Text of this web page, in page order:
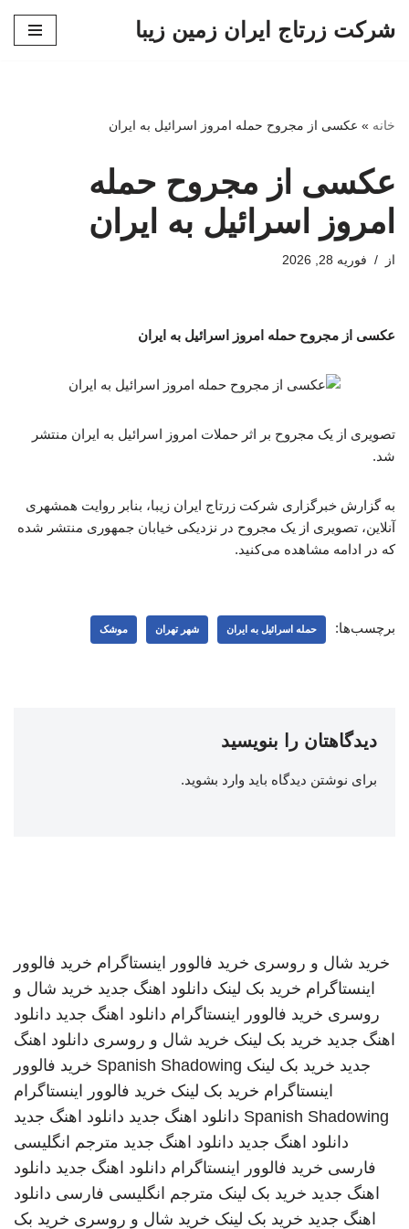
شرکت زرتاج ایران زمین زیبا
خانه » عکسی از مجروح حمله امروز اسرائیل به ایران
عکسی از مجروح حمله
امروز اسرائیل به ایران
از فوریه 28, 2026
عکسی از مجروح حمله امروز اسرائیل به ایران
تصویری از یک مجروح بر اثر حملات امروز اسرائیل به ایران منتشر
شد.
به گزارش خبرگزاری شرکت زرتاج ایران زیبا، بنابر روایت همشهری
آنلاین، تصویری از یک مجروح در نزدیکی خیابان جمهوری منتشر شده
که در ادامه مشاهده می‌کنید.
برچسب‌ها: حمله اسرائیل به ایران شهر تهران موشک
دیدگاهتان را بنویسید
برای نوشتن دیدگاه باید وارد بشوید.
خرید شال و روسری خرید فالوور اینستاگرام خرید فالوور
اینستاگرام خرید بک لینک دانلود اهنگ جدید خرید شال و
روسری خرید فالوور اینستاگرام دانلود اهنگ جدید دانلود
اهنگ جدید خرید بک لینک خرید شال و روسری دانلود اهنگ
جدید خرید بک لینک Spanish Shadowing خرید فالوور
اینستاگرام خرید بک لینک خرید فالوور اینستاگرام
Spanish Shadowing دانلود اهنگ جدید دانلود اهنگ جدید
دانلود اهنگ جدید دانلود اهنگ جدید مترجم انگلیسی
فارسی خرید فالوور اینستاگرام دانلود اهنگ جدید دانلود
اهنگ جدید خرید بک لینک مترجم انگلیسی فارسی دانلود
اهنگ جدید خرید بک لینک خرید شال و روسری خرید بک